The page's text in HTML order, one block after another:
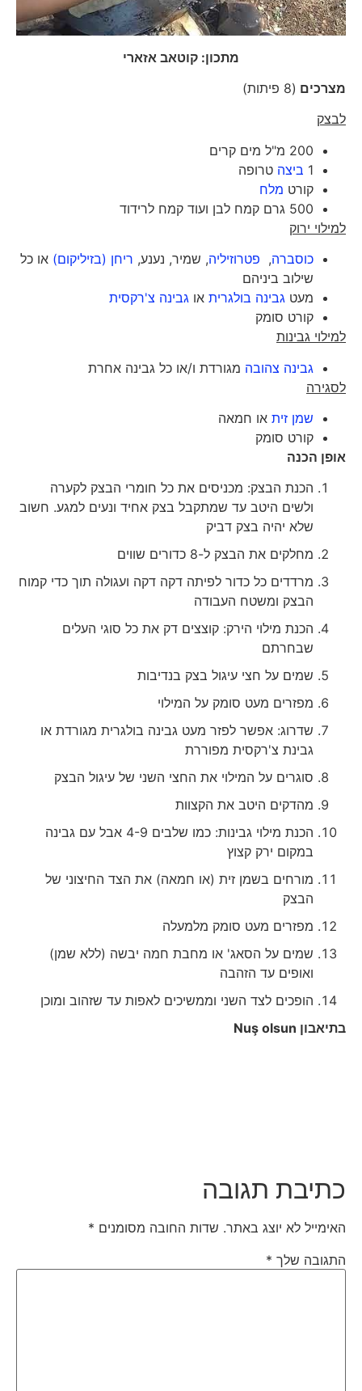
מתכון: קוטאב אזארי
מצרכים(8 פיתות)
לבצק
200 מ"ל מים קרים
1
ביצהטרופה
קורטמלח
500 גרם קמח לבן ועוד קמח לרידוד
למילוי ירוק
כוסברה,פטרוזיליה, שמיר, נענע,ריחן (בזיליקום)או כל
שילוב ביניהם
מעטגבינה בולגריתאו גבינה צ'רקסית
קורט סומק
למילוי גבינות
גבינה צהובהמגורדת ו/או כל גבינה אחרת
לסגירה
שמן זית או חמאה
קורט סומק
אופן הכנה
הכנת הבצק: מכניסים את כל חומרי הבצק לקערה
ולשים היטב עד שמתקבל בצק אחיד ונעים למגע. חשוב
שלא יהיה בצק דביק
מחלקים את הבצק ל-8 כדורים שווים
מרדדים כל כדור לפיתה דקה דקה ועגולה תוך כדי קמוח
הבצק ומשטח העבודה
הכנת מילוי הירק: קוצצים דק את כל סוגי העלים
שבחרתם
שמים על חצי עיגול בצק בנדיבות
מפזרים מעט סומק על המילוי
שדרוג: אפשר לפזר מעט גבינה בולגרית מגורדת או
גבינת צ'רקסית מפוררת
סוגרים על המילוי את החצי השני של עיגול הבצק
מהדקים היטב את הקצוות
הכנת מילוי גבינות: כמו שלבים 4-9 אבל עם גבינה
במקום ירק קצוץ
מורחים בשמן זית (או חמאה) את הצד החיצוני של
הבצק
מפזרים מעט סומק מלמעלה
שמים על הסאג' או מחבת חמה יבשה (ללא שמן)
ואופים עד הזהבה
הופכים לצד השני וממשיכים לאפות עד שזהוב ומוכן
בתיאבוןNuş olsun
כתיבת תגובה
האימייל לא יוצג באתר. שדות החובה מסומנים*
התגובה שלך*